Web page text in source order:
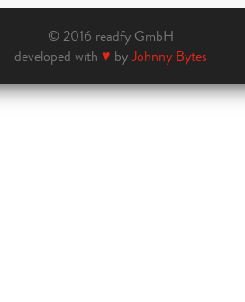
© 2016 readfy GmbH
developed with ♥ byJohnny Bytes